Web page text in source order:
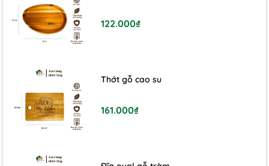
5. HƯỚNG DẪN BẢO QUẢN SẢN PHẨM
122.000₫
Thớt gỗ cao su
161.000₫